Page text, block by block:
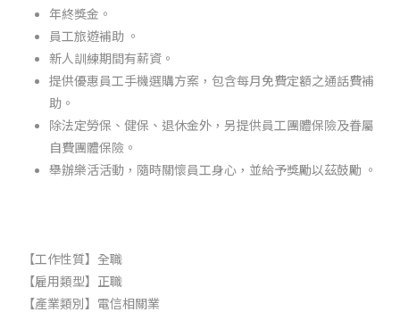
年終獎金。
員工旅遊補助 。
新人訓練期間有薪資。
提供優惠員工手機選購方案，包含每月免費定額之通話費補
助。
除法定勞保、健保、退休金外，另提供員工團體保險及眷屬
自費團體保險。
舉辦樂活活動，隨時關懷員工身心，並給予獎勵以茲鼓勵 。
【工作性質】全職
【雇用類型】正職
【產業類別】電信相關業